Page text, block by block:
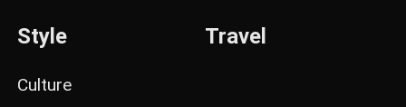
Style
Culture
Travel